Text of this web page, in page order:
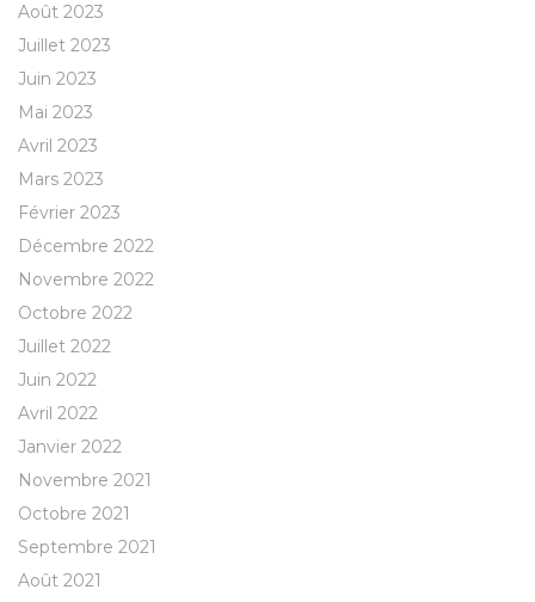
Août 2023
Juillet 2023
Juin 2023
Mai 2023
Avril 2023
Mars 2023
Février 2023
Décembre 2022
Novembre 2022
Octobre 2022
Juillet 2022
Juin 2022
Avril 2022
Janvier 2022
Novembre 2021
Octobre 2021
Septembre 2021
Août 2021